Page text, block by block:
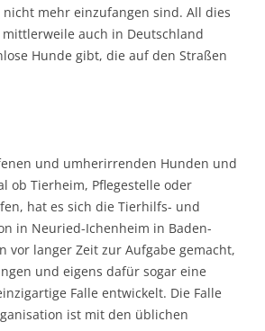
mehr einzufangen sind. All dies
auch in Deutschland
Hunde gibt, die auf den Straßen
und umherirrenden Hunden und
ob Tierheim, Pflegestelle oder
hat es sich die Tierhilfs- und
in Neuried-Ichenheim in Baden-
vor langer Zeit zur Aufgabe gemacht,
und eigens dafür sogar eine
Falle entwickelt. Die Falle
ist mit den üblichen